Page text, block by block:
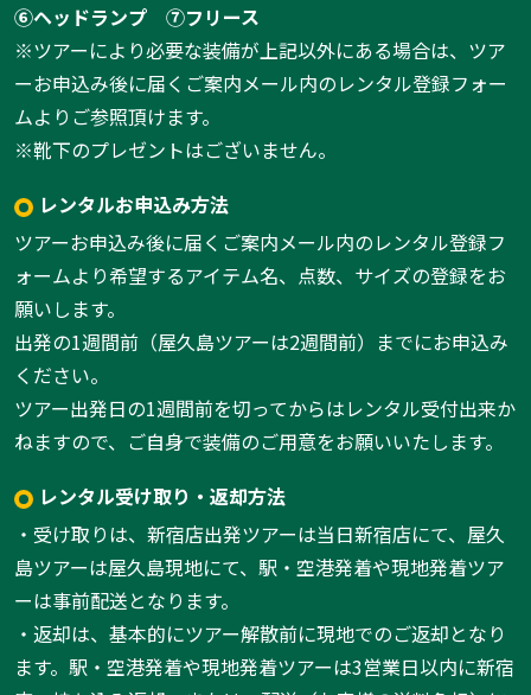
⑥ヘッドランプ
⑦フリース
※ツアーにより必要な装備が上記以外にある場合は、ツア
ーお申込み後に届くご案内メール内のレンタル登録フォー
ムよりご参照頂けます。
※靴下のプレゼントはございません。
レンタルお申込み方法
ツアーお申込み後に届くご案内メール内のレンタル登録フ
ォームより希望するアイテム名、点数、サイズの登録をお
願いします。
出発の1週間前（屋久島ツアーは2週間前）までにお申込み
ください。
ツアー出発日の1週間前を切ってからはレンタル受付出来か
ねますので、ご自身で装備のご用意をお願いいたします。
レンタル受け取り・返却方法
・受け取りは、新宿店出発ツアーは当日新宿店にて、屋久
島ツアーは屋久島現地にて、駅・空港発着や現地発着ツア
ーは事前配送となります。
・返却は、基本的にツアー解散前に現地でのご返却となり
ます。駅・空港発着や現地発着ツアーは3営業日以内に新宿